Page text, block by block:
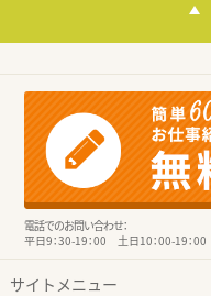
電話でのお問い合わせ：
平日9：30-19：00 土日10：00-19：00
サイトメニュー